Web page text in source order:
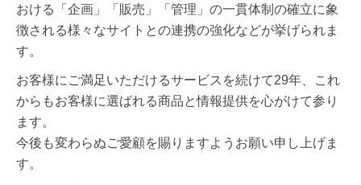
おける「企画」「販売」「管理」の一貫体制の確立に象
徴される様々なサイトとの連携の強化などが挙げられま
す。
お客様にご満足いただけるサービスを続けて29年、これ
からもお客様に選ばれる商品と情報提供を心がけて参り
ます。
今後も変わらぬご愛顧を賜りますようお願い申し上げま
す。